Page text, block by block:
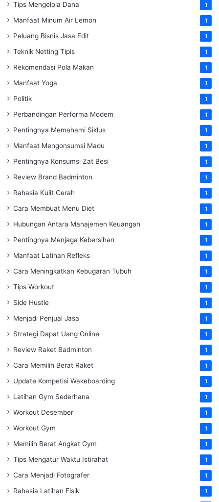
Tips Mengelola Dana 1
Manfaat Minum Air Lemon 1
Peluang Bisnis Jasa Edit 1
Teknik Netting Tipis 1
Rekomendasi Pola Makan 1
Manfaat Yoga 1
Politik 1
Perbandingan Performa Modem 1
Pentingnya Memahami Siklus 1
Manfaat Mengonsumsi Madu 1
Pentingnya Konsumsi Zat Besi 1
Review Brand Badminton 1
Rahasia Kulit Cerah 1
Cara Membuat Menu Diet 1
Hubungan Antara Manajemen Keuangan 1
Pentingnya Menjaga Kebersihan 1
Manfaat Latihan Refleks 1
Cara Meningkatkan Kebugaran Tubuh 1
Tips Workout 1
Side Hustle 1
Menjadi Penjual Jasa 1
Strategi Dapat Uang Online 1
Review Raket Badminton 1
Cara Memilih Berat Raket 1
Update Kompetisi Wakeboarding 1
Latihan Gym Sederhana 1
Workout Desember 1
Workout Gym 1
Memilih Berat Angkat Gym 1
Tips Mengatur Waktu Istirahat 1
Cara Menjadi Fotografer 1
Rahasia Latihan Fisik 1